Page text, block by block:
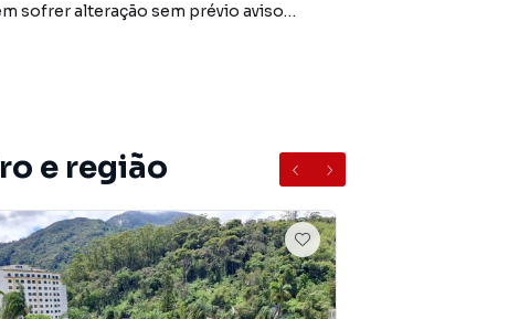
sofrer alteração sem prévio aviso
casas residenciais e
ou locação, além de empreendimentos
regiões de Petrópolis. Aqui você
combina com seu estilo de vida.
e região